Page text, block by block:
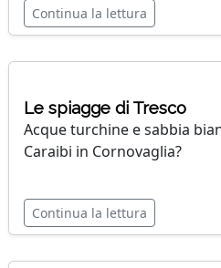
Continua la lettura
Le spiagge di Tresco
Acque turchine e sabbia
Caraibi in Cornovaglia?
Continua la lettura